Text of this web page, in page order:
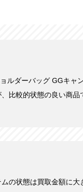
ルダーバッグ GGキャ
比較的状態の良い商
の状態は買取金額に